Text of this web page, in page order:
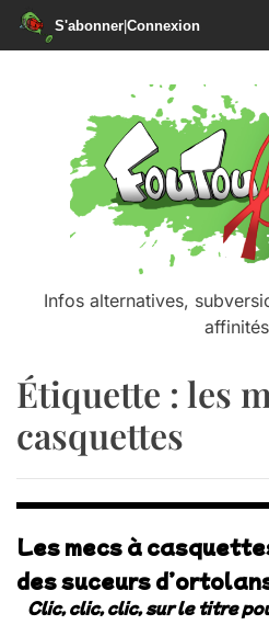
S'abonner|Connexion
Infos alternatives,
Étiquette : les
casquettes
Les mecs à
des suceurs